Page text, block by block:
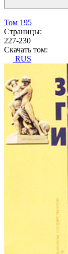
Том 195
Страницы:
227-230
Скачать том:
RUS